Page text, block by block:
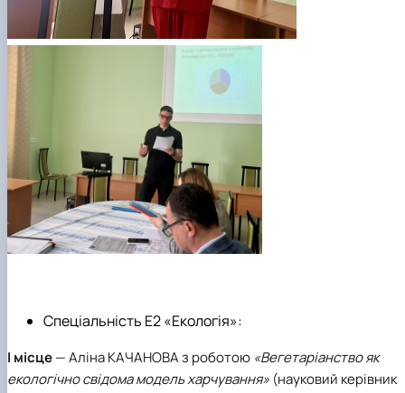
Спеціальність Е2 «Екологія»:
І місце—Аліна КАЧАНОВАз роботою «Вегетаріанство як
екологічно свідома модель харчування» (науковий керівник